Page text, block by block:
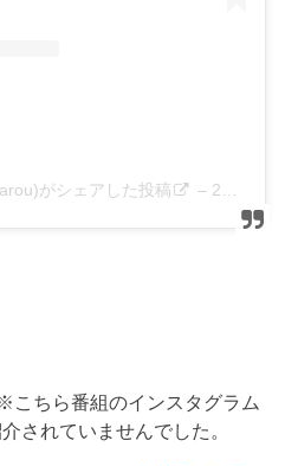
がシェアした投稿 – 2020年 2月月12日午前7時10分PST
ちら番組のインスタグラム
されていませんでした。